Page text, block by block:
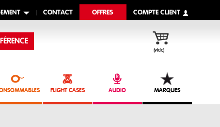
CONTACT OFFRES COMPTE CLIENT
(vide)
FLIGHT CASES AUDIO MARQUES